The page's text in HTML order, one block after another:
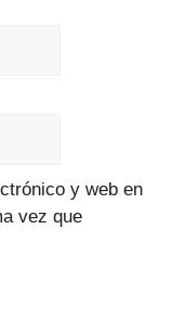
y web en
vez que